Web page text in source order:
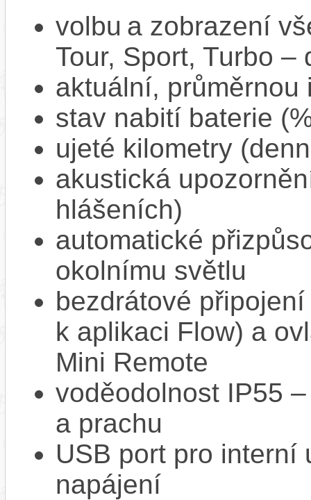
volbu a zobrazení
Tour, Sport, Turbo –
aktuální,
stav nabití baterie
ujeté kilometry
akustická
hlášeních)
automatické
okolnímu světlu
bezdrátové
k aplikaci Flow) a
Mini Remote
voděodolnost IP55
a prachu
USB port pro interní
napájení